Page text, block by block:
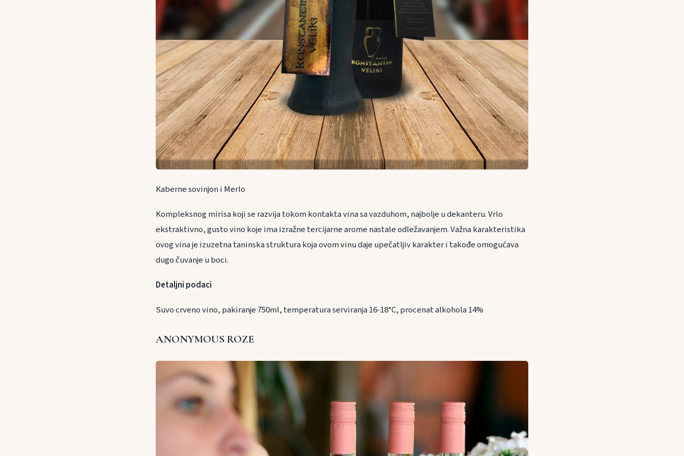
Kaberne sovinjon i Merlo
Kompleksnog mirisa koji se razvija tokom kontakta vina sa vazduhom, najbolje u dekanteru. Vrlo
ekstraktivno, gusto vino koje ima izražne tercijarne arome nastale odležavanjem. Važna karakteristika
ovog vina je izuzetna taninska struktura koja ovom vinu daje upečatljiv karakter i takođe omogućava
dugo čuvanje u boci.
Detaljni podaci
Suvo crveno vino, pakiranje 750ml, temperatura serviranja 16-18°C, procenat alkohola 14%
ANONYMOUS ROZE